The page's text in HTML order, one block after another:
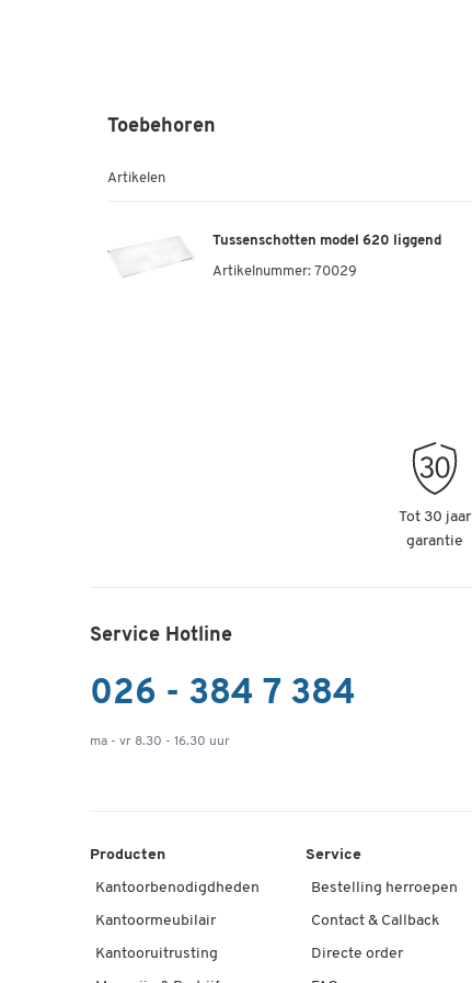
Toebehoren
Artikelen
Tussenschotten model 620 liggend
Artikelnummer: 70029
Tot 30 jaar
garantie
Service Hotline
026 - 384 7 384
ma - vr 8.30 - 16.30 uur
Producten
Kantoorbenodigdheden
Kantoormeubilair
Kantooruitrusting
Service
Bestelling herroepen
Contact & Callback
Directe order